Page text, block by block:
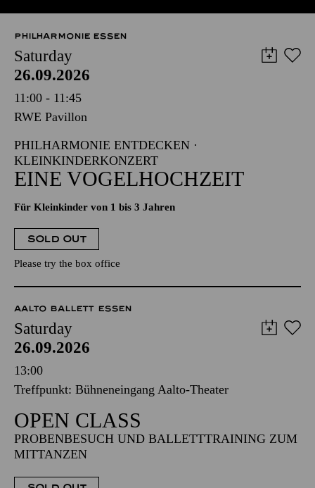
PHILHARMONIE ESSEN
Saturday
26.09.2026
11:00 - 11:45
RWE Pavillon
PHILHARMONIE ENTDECKEN ·
KLEINKINDERKONZERT
EINE VOGELHOCHZEIT
Für Kleinkinder von 1 bis 3 Jahren
SOLD OUT
Please try the box office
AALTO BALLETT ESSEN
Saturday
26.09.2026
13:00
Treffpunkt: Bühneneingang Aalto-Theater
OPEN CLASS
PROBENBESUCH UND BALLETTTRAINING ZUM
MITTANZEN